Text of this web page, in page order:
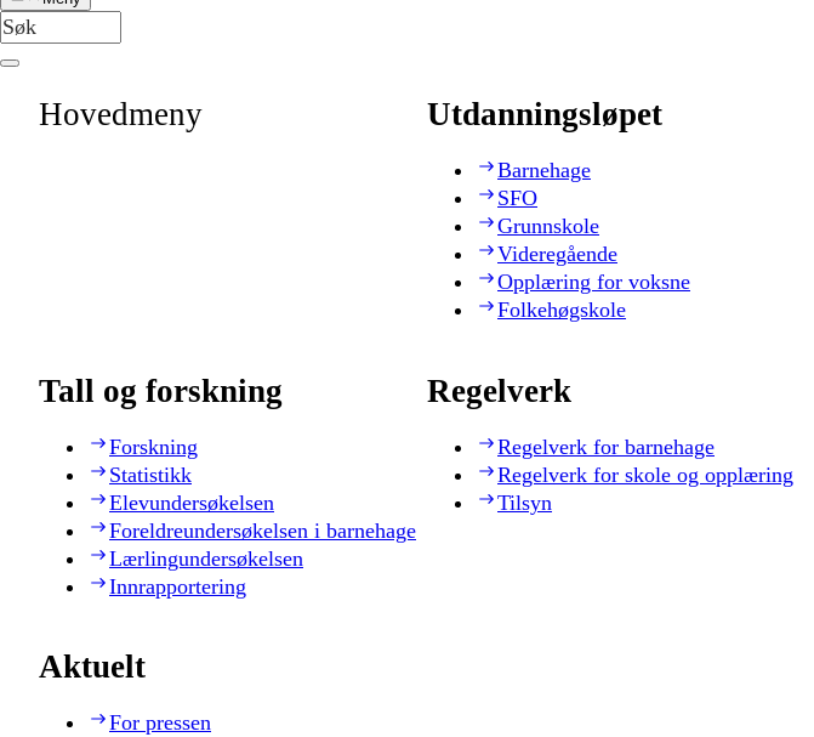
Hovedmeny Utdanningsløpet
Barnehage
SFO
Grunnskole
Videregående
Opplæring for voksne
Folkehøgskole
Tall og forskning
Forskning
Statistikk
Elevundersøkelsen
Foreldreundersøkelsen i barnehage
Lærlingundersøkelsen
Innrapportering
Regelverk
Regelverk for barnehage
Regelverk for skole og opplæring
Tilsyn
Aktuelt
For pressen